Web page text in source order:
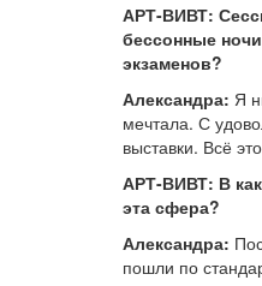
АРТ-ВИВТ:
бессонные
экзаменов?
Александра: Я
мечтала. С
выставки. Всё
АРТ-ВИВТ: В
эта сфера?
Александра:
пошли по